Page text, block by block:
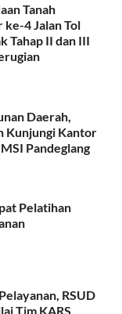
Tanah
ke-4 Jalan Tol
Tahap II dan III
Daerah,
Kunjungi Kantor
Pandeglang
Pelatihan
RSUD
Tim KARS